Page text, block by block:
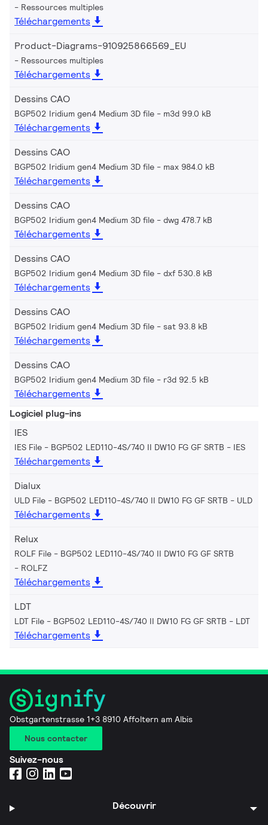
Ressources multiples
Téléchargements
Product-Diagrams-910925866569_EU
Ressources multiples
Téléchargements
Dessins CAO
BGP502 Iridium gen4 Medium 3D file m3d 99.0 kB
Téléchargements
Dessins CAO
BGP502 Iridium gen4 Medium 3D file max 984.0 kB
Téléchargements
Dessins CAO
BGP502 Iridium gen4 Medium 3D file dwg 478.7 kB
Téléchargements
Dessins CAO
BGP502 Iridium gen4 Medium 3D file dxf 530.8 kB
Téléchargements
Dessins CAO
BGP502 Iridium gen4 Medium 3D file sat 93.8 kB
Téléchargements
Dessins CAO
BGP502 Iridium gen4 Medium 3D file r3d 92.5 kB
Téléchargements
Logiciel plug-ins
IES
IES File - BGP502 LED110-4S/740 II DW10 FG GF SRTB IES
Téléchargements
Dialux
ULD File - BGP502 LED110-4S/740 II DW10 FG GF SRTB ULD
Téléchargements
Relux
ROLF File - BGP502 LED110-4S/740 II DW10 FG GF SRTB
ROLFZ
Téléchargements
LDT
LDT File - BGP502 LED110-4S/740 II DW10 FG GF SRTB LDT
Téléchargements
Obstgartenstrasse 1+3 8910 Affoltern am Albis
Nous contacter
Suivez-nous
Découvrir